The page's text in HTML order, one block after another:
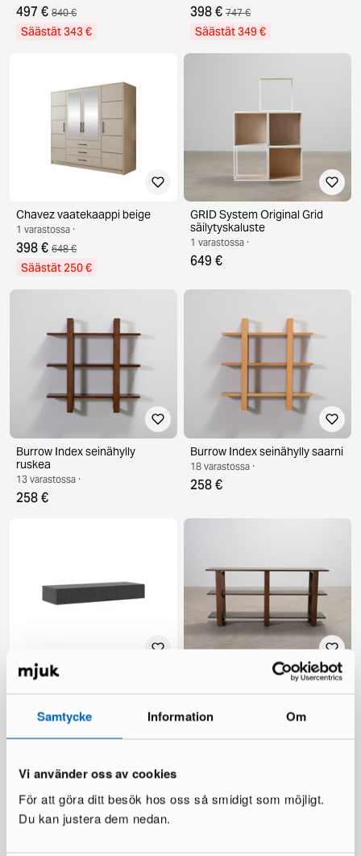
Samtycke Information Om
Vi använder oss av cookies
För att göra ditt besök hos oss så smidigt som möjligt.
Du kan justera dem nedan.
497 € 840 €
Säästät 343 €
398 € 747 €
Säästät 349 €
Chavez vaatekaappi beige
1 varastossa ·
398 € 648 €
Säästät 250 €
GRID System Original Grid
säilytyskaluste
1 varastossa ·
649 €
Burrow Index seinähylly
ruskea
13 varastossa ·
258 €
Burrow Index seinähylly saarni
18 varastossa ·
258 €
Takayo seinäkiinnitteinen
konsolipöytä musta
158 € 249 €
Burrow Index konsolipöytä
pähkinä
447 €